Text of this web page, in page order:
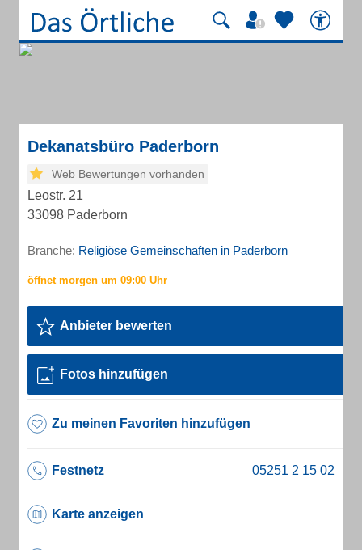
Dekanatsbüro Paderborn
Web Bewertungen vorhanden
Leostr. 21
33098 Paderborn
Branche: Religiöse Gemeinschaften in Paderborn
Anbieter bewerten
Fotos hinzufügen
Zu meinen Favoriten hinzufügen
Festnetz
Karte anzeigen